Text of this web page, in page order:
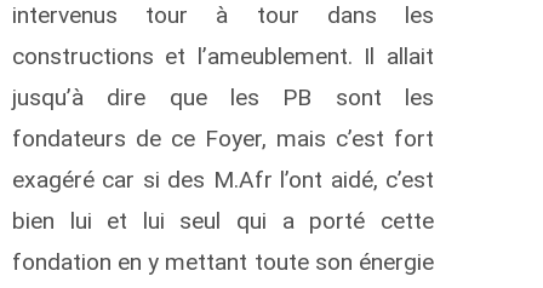
intervenus tour à tour dans les
constructions et l’ameublement. Il allait
jusqu’à dire que les PB sont les
fondateurs de ce Foyer, mais c’est fort
exagéré car si des M.Afr l’ont aidé, c’est
bien lui et lui seul qui a porté cette
fondation en y mettant toute son énergie